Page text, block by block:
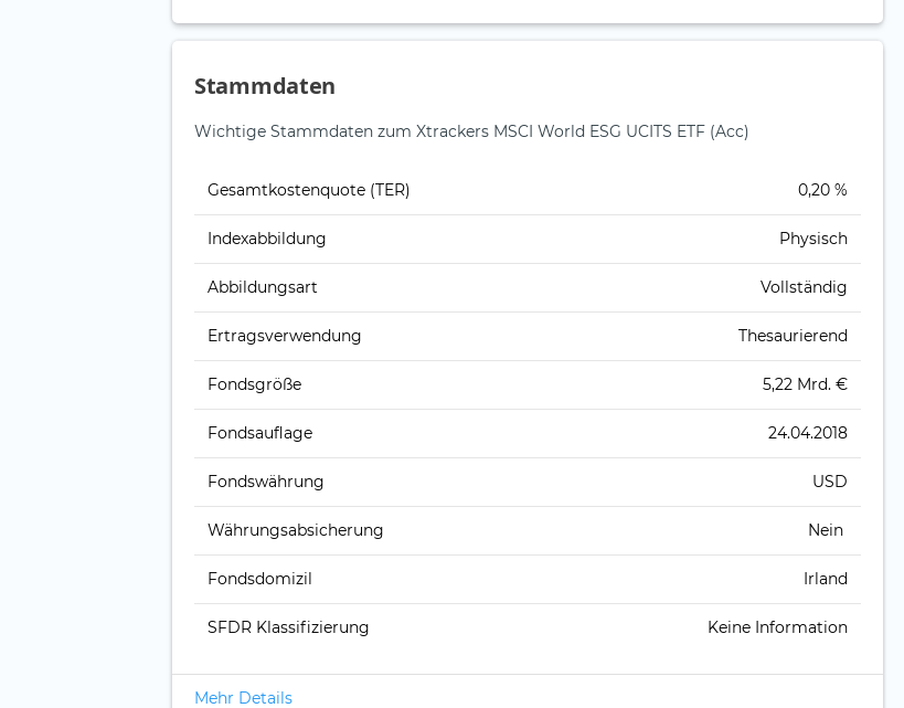
Stammdaten
Wichtige Stammdaten zum Xtrackers MSCI World ESG UCITS ETF (Acc)
Gesamt­kosten­quote (TER) 0,20 %
Index­abbildung Physisch
Abbildungs­art Vollständig
Ertrags­verwendung Thesaurierend
Fonds­größe 5,22 Mrd. €
Fonds­auflage 24.04.2018
Fonds­währung USD
Währungsabsicherung Nein
Fondsdomizil Irland
SFDR Klassifizierung Keine Information
Mehr Details